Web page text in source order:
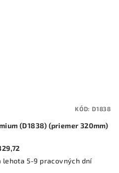
(D1838) (priemer 320mm)
lehota 5-9 pracovných dní
KÓD: D1838